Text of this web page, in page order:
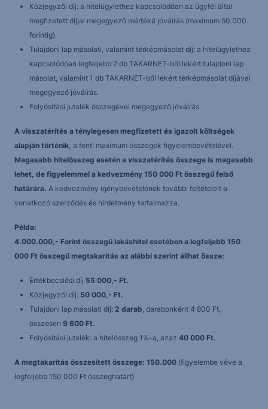
Közjegyzői díj: a hitelügylethez kapcsolódóan az ügyfél által
megfizetett díjjal megegyező mértékű jóváírás (maximum 50 000
forintig).
Tulajdoni lap másolati, valamint térképmásolat díj: a hitelügylethez
kapcsolódóan legfeljebb 2 db TAKARNET-ből lekért tulajdoni lap
másolat, valamint 1 db TAKARNET-ből lekért térképmásolat díjával
megegyező jóváírás.
Folyósítási jutalék összegével megegyező jóváírás.
A visszatérítés a ténylegesen megfizetett és igazolt költségek
alapján történik, a fenti maximum összegek figyelembevételével.
Magasabb hitelösszeg esetén a visszatérítés összege is magasabb
lehet, de figyelemmel a kedvezmény 150 000 Ft összegű felső
határára. A kedvezmény igénybevételének további feltételeit a
vonatkozó szerződés és hirdetmény tartalmazza.
Példa:
4.000.000,- Forint összegű lakáshitel esetében a legfeljebb 150
000 Ft összegű megtakarítás az alábbi szerint állhat össze:
Értékbecslési díj 55 000,- Ft.
Közjegyzői díj: 50 000,- Ft.
Tulajdoni lap másolati díj: 2 darab, darabonként 4 800 Ft,
összesen 9 600 Ft.
Folyósítási jutalék: a hitelösszeg 1%-a, azaz 40 000 Ft.
A megtakarítás összesített összege: 150.000 (figyelembe véve a
legfeljebb 150 000 Ft összeghatárt)